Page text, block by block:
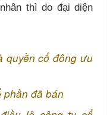
thì do đại diện
quyền cổ đông ưu
phần đã bán